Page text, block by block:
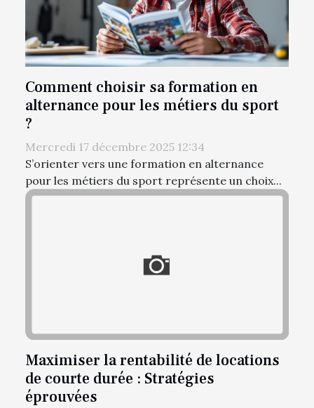
Comment choisir sa formation en
alternance pour les métiers du sport
?
Mercredi 17 décembre 2025 12:34
S’orienter vers une formation en alternance
pour les métiers du sport représente un choix...
Maximiser la rentabilité de locations
de courte durée : Stratégies
éprouvées